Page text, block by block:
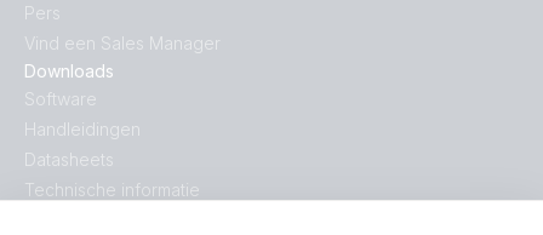
Downloads
Software
Handleidingen
Datasheets
Technische informatie
Pers
Vind een Sales Manager